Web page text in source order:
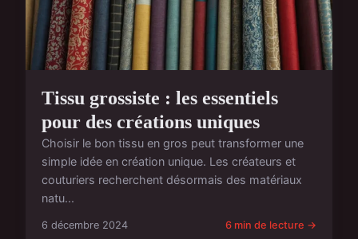
Tissu grossiste : les essentiels
pour des créations uniques
Choisir le bon tissu en gros peut transformer une
simple idée en création unique. Les créateurs et
couturiers recherchent désormais des matériaux
natu...
6 décembre 2024 6 min de lecture →